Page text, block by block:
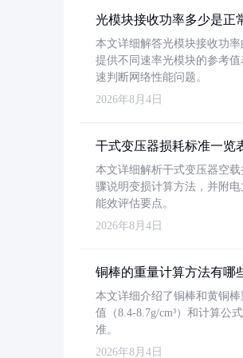
光模块接收功率多少是正
本文详细解答光模块接收功
提供不同速率光模块的参考
速判断网络性能问题。
2026年8月4日
干式变压器损耗标准一览
本文详细解析干式变压器空
骤说明变损计算方法，并附
能效评估要点。
2026年8月4日
铜棒的重量计算方法有哪
本文详细介绍了铜棒和黄铜
值（8.4-8.7g/cm³）和计算公
准。
2026年8月4日